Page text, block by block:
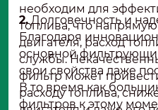
необходим для
топлива, что
двигателя, расход
службы.
фильтр может
расходу топлива,
2.Долговечность и
Благодаря
основной
свои свойства даже
В то время как
фильтров к этому